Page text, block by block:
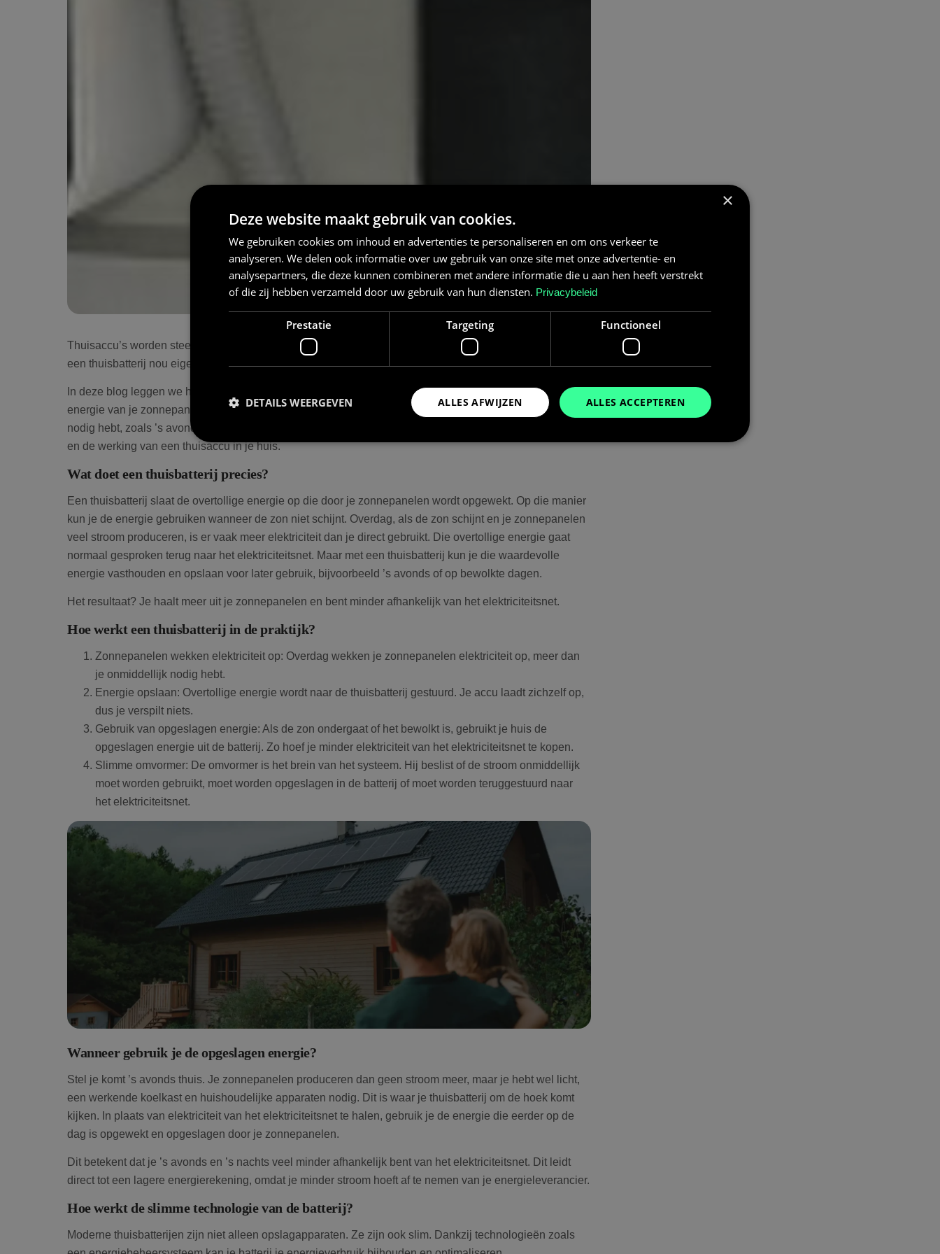
Thuisaccu’s worden steeds vaker genoemd als slimme oplossing voor energieopslag, maar hoe werkt zo
een thuisbatterij nou eigenlijk precies?
In deze blog leggen we het duidelijk en stap voor stap uit. We bespreken hoe een thuisbatterij overtollige
energie van je zonnepanelen opslaat en hoe je die energie later kunt gebruiken wanneer je die het hardst
nodig hebt, zoals ’s avonds of tijdens bewolkte dagen. Zo krijg je een compleet beeld van de voordelen
en de werking van een thuisaccu in je huis.
Wat doet een thuisbatterij precies?
Een thuisbatterij slaat de overtollige energie op die door je zonnepanelen wordt opgewekt. Op die manier
kun je de energie gebruiken wanneer de zon niet schijnt. Overdag, als de zon schijnt en je zonnepanelen
veel stroom produceren, is er vaak meer elektriciteit dan je direct gebruikt. Die overtollige energie gaat
normaal gesproken terug naar het elektriciteitsnet. Maar met een thuisbatterij kun je die waardevolle
energie vasthouden en opslaan voor later gebruik, bijvoorbeeld ’s avonds of op bewolkte dagen.
Het resultaat? Je haalt meer uit je zonnepanelen en bent minder afhankelijk van het elektriciteitsnet.
Hoe werkt een thuisbatterij in de praktijk?
Zonnepanelen wekken elektriciteit op: Overdag wekken je zonnepanelen elektriciteit op, meer dan
je onmiddellijk nodig hebt.
Energie opslaan: Overtollige energie wordt naar de thuisbatterij gestuurd. Je accu laadt zichzelf op,
dus je verspilt niets.
Gebruik van opgeslagen energie: Als de zon ondergaat of het bewolkt is, gebruikt je huis de
opgeslagen energie uit de batterij. Zo hoef je minder elektriciteit van het elektriciteitsnet te kopen.
Slimme omvormer: De omvormer is het brein van het systeem. Hij beslist of de stroom onmiddellijk
moet worden gebruikt, moet worden opgeslagen in de batterij of moet worden teruggestuurd naar
het elektriciteitsnet.
Wanneer gebruik je de opgeslagen energie?
Stel je komt ’s avonds thuis. Je zonnepanelen produceren dan geen stroom meer, maar je hebt wel licht,
een werkende koelkast en huishoudelijke apparaten nodig. Dit is waar je thuisbatterij om de hoek komt
kijken. In plaats van elektriciteit van het elektriciteitsnet te halen, gebruik je de energie die eerder op de
dag is opgewekt en opgeslagen door je zonnepanelen.
Dit betekent dat je ’s avonds en ’s nachts veel minder afhankelijk bent van het elektriciteitsnet. Dit leidt
direct tot een lagere energierekening, omdat je minder stroom hoeft af te nemen van je energieleverancier.
Hoe werkt de slimme technologie van de batterij?
Moderne thuisbatterijen zijn niet alleen opslagapparaten. Ze zijn ook slim. Dankzij technologieën zoals
×
Deze website maakt gebruik van cookies.
We gebruiken cookies om inhoud en advertenties te personaliseren en om ons verkeer te
analyseren. We delen ook informatie over uw gebruik van onze site met onze advertentie- en
analysepartners, die deze kunnen combineren met andere informatie die u aan hen heeft verstrekt
of die zij hebben verzameld door uw gebruik van hun diensten. Privacybeleid
Prestatie Targeting Functioneel
ALLES ACCEPTEREN
ALLES AFWIJZEN
DETAILS WEERGEVEN
Prestatiecookies worden gebruikt om te zien hoe bezoekers de website gebruiken, bijv. analytische cookies. Deze cookies kunnen
niet worden gebruikt om een bepaalde bezoeker direct te identificeren.
Naam
Aanbieder/
Domein
Vervaldatum Omschrijving
wpml_current_language
Ltd.
ingesteld voor ingelogde gebruikers. Als u de taalcookie